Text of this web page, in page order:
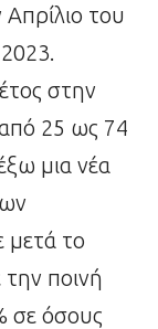
του
στην
25 ως 74
μια νέα
μετά το
ποινή
σε όσους